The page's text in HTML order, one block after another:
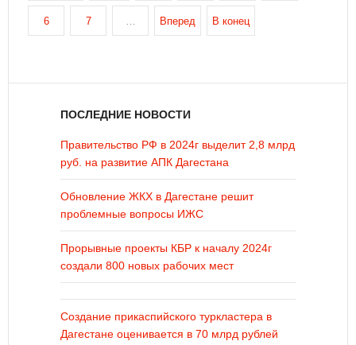
6 7 … Вперед В конец
ПОСЛЕДНИЕ НОВОСТИ
Правительство РФ в 2024г выделит 2,8 млрд
руб. на развитие АПК Дагестана
Обновление ЖКХ в Дагестане решит
проблемные вопросы ИЖС
Прорывные проекты КБР к началу 2024г
создали 800 новых рабочих мест
Создание прикаспийского туркластера в
Дагестане оценивается в 70 млрд рублей